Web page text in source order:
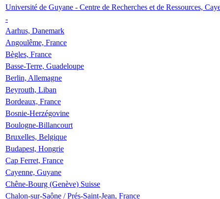
Université de Guyane - Centre de Recherches et de Ressources,
-
Aarhus, Danemark
Angoulême, France
Bègles, France
Basse-Terre, Guadeloupe
Berlin, Allemagne
Beyrouth, Liban
Bordeaux, France
Bosnie-Herzégovine
Boulogne-Billancourt
Bruxelles, Belgique
Budapest, Hongrie
Cap Ferret, France
Cayenne, Guyane
Chêne-Bourg (Genève) Suisse
Chalon-sur-Saône / Prés-Saint-Jean, France